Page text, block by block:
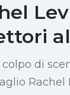
di
Rachel